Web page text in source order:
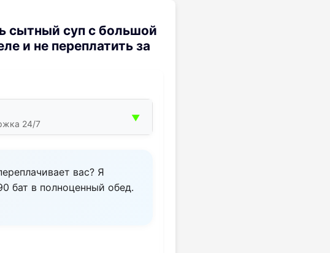
сытный суп с большой
и не переплатить за
24/7
▼
вас? Я
бат в полноценный обед.